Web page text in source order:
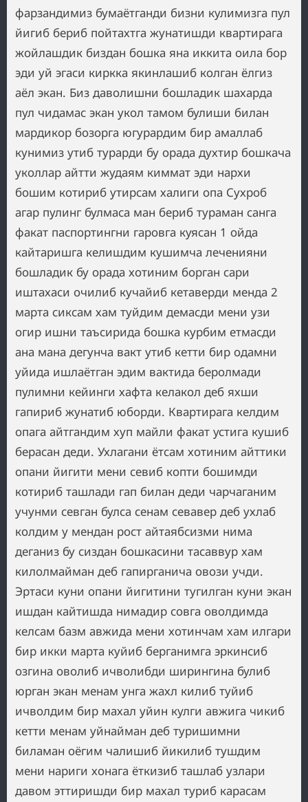
фарзандимиз бумаётганди бизни кулимизга пул
йигиб бериб пойтахтга жунатишди квартирага
жойлашдик биздан бошка яна иккита оила бор
эди уй эгаси киркка якинлашиб колган ёлгиз
аёл экан. Биз даволишни бошладик шахарда
пул чидамас экан укол тамом булиши билан
мардикор бозорга югурардим бир амаллаб
кунимиз утиб турарди бу орада духтир бошкача
уколлар айтти жудаям киммат эди нархи
бошим котириб утирсам халиги опа Сухроб
агар пулинг булмаса ман бериб тураман санга
факат паспортингни гаровга куясан 1 ойда
кайтаришга келишдим кушимча леченияни
бошладик бу орада хотиним борган сари
иштахаси очилиб кучайиб кетаверди менда 2
марта сиксам хам туйдим демасди мени узи
огир ишни таъсирида бошка курбим етмасди
ана мана дегунча вакт утиб кетти бир одамни
уйида ишлаётган эдим вактида беролмади
пулимни кейинги хафта келакол деб яхши
гапириб жунатиб юборди. Квартирага келдим
опага айтгандим хуп майли факат устига кушиб
берасан деди. Ухлагани ётсам хотиним айттики
опани йигити мени севиб копти бошимди
котириб ташлади гап билан деди чарчаганим
учунми севган булса сенам севавер деб ухлаб
колдим у мендан рост айтаябсизми нима
деганиз бу сиздан бошкасини тасаввур хам
килолмайман деб гапирганича овози учди.
Эртаси куни опани йигитини тугилган куни экан
ишдан кайтишда нимадир совга оволдимда
келсам базм авжида мени хотинчам хам илгари
бир икки марта куйиб берганимга эркинсиб
озгина оволиб ичволибди ширингина булиб
юрган экан менам унга жахл килиб туйиб
ичволдим бир махал уйин кулги авжига чикиб
кетти менам уйнайман деб туришимни
биламан оёгим чалишиб йикилиб тушдим
мени нариги хонага ёткизиб ташлаб узлари
давом эттиришди бир махал туриб карасам